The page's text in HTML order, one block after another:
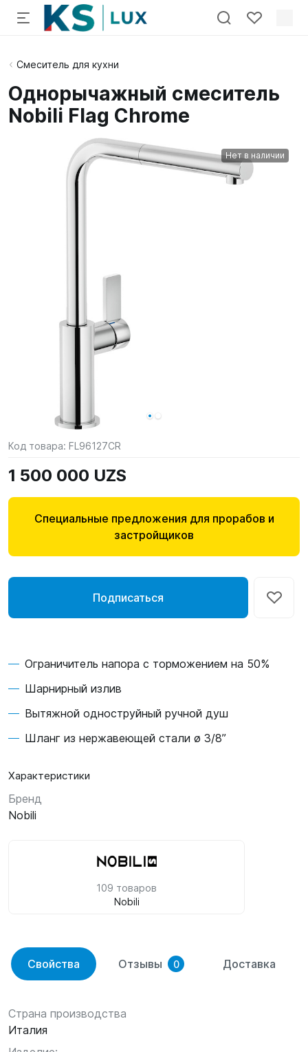
Смеситель для кухни
Однорычажный смеситель
Nobili Flag Chrome
Нет в наличии
Код товара: FL96127CR
1 500 000 UZS
Специальные предложения для прорабов и
застройщиков
Подписаться
Ограничитель напора с торможением на 50%
Шарнирный излив
Вытяжной одноструйный ручной душ
Шланг из нержавеющей стали ø 3/8”
Характеристики
Бренд
Nobili
109 товаров
Nobili
Свойства Отзывы 0 Доставка
Страна производства
Италия